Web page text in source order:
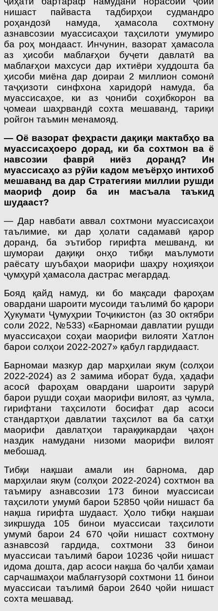
нишаст пайваста тадбирҳои судмандро
роҳандозӣ намуда, ҳамасола сохтмону
азнавсозии муассисаҳои таҳсилоти умумиро
ба роҳ мондааст. Инчунин, вазорат ҳамасола
аз ҳисоби маблағҳои буҷети давлатӣ ва
маблағҳои махсуси дар ихтиёри худдошта ба
ҳисоби миёна дар доираи 2 миллион сомонӣ
таҷҳизоти синфхона харидорӣ намуда, ба
муассисаҳое, ки аз ҷониби соҳибкорон ва
ҷомеаи шаҳрвандӣ сохта мешаванд, тариқи
ройгон таъмин менамояд.
— Оё вазорат феҳрасти дақиқи мактабҳо ва
муассисаҳоеро дорад, ки ба сохтмон ва ё
навсозии фаврӣ ниёз доранд? Ин
муассисаҳо аз рӯйи кадом меъёрҳо интихоб
мешаванд ва дар Стратегияи миллии рушди
маориф доир ба ин масъала таъкид
шудааст?
— Дар навбати аввал сохтмони муассисаҳои
таълимие, ки дар ҳолати садамавӣ қарор
доранд, ба эътибор гирифта мешванд, ки
шумораи дақиқи онҳо тибқи маълумоти
раёсату шуъбаҳои маорифи шаҳру ноҳияҳои
ҷумҳурӣ ҳамасола дастрас мегардад.
Бояд қайд намуд, ки бо мақсади фароҳам
овардани шароити мусоиди таълимӣ бо қарори
Ҳукумати Ҷумуҳрии Тоҷикистон (аз 30 октябри
соли 2022, №533) «Барномаи давлатии рушди
муассисаҳои соҳаи маорифи вилояти Хатлон
барои солҳои 2022-2027» қабул гардидааст.
Барномаи мазкур дар марҳилаи якум (солҳои
2022-2024) аз 2 замима иборат буда, ҳадафи
асосӣ фароҳам овардани шароити зарурӣ
барои рушди соҳаи маорифи вилоят, аз ҷумла,
гирифтани таҳсилоти босифат дар асоси
стандартҳои давлатии таҳсилот ва ба сатҳи
маорифи давлатҳои тараққикардаи ҷаҳон
наздик намудани низоми маорифи вилоят
мебошад.
Тибқи нақшаи амали ин барнома, дар
марҳилаи якум (солҳои 2022-2024) сохтмон ва
таъмиру азнавсозии 173 бинои муассисаи
таҳсилоти умумӣ барои 52850 ҷойи нишаст ба
нақша гирифта шудааст. Ҳоло тибқи нақшаи
зикршуда 105 бинои муассисаи таҳсилоти
умумӣ барои 24 670 ҷойи нишаст сохтмону
азнавсозӣ гардида, сохтмони 33 бинои
муассисаи таълимӣ барои 10236 ҷойи нишаст
идома дошта, дар асоси нақша бо ҷалби ҳамаи
сарчашмаҳои маблағгузорӣ сохтмони 11 бинои
муассисаи таълимӣ барои 2640 ҷойи нишаст
сохта мешавад.